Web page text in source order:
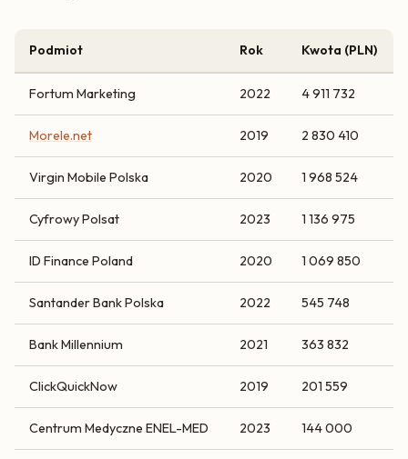
Podmiot Rok Kwota (PLN)
Fortum Marketing 2022 4 911 732
Morele.net 2019 2 830 410
Virgin Mobile Polska 2020 1 968 524
Cyfrowy Polsat 2023 1 136 975
ID Finance Poland 2020 1 069 850
Santander Bank Polska 2022 545 748
Bank Millennium 2021 363 832
ClickQuickNow 2019 201 559
Centrum Medyczne ENEL-MED 2023 144 000